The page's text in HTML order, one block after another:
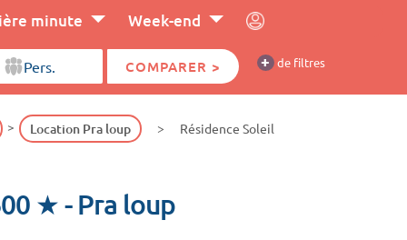
minute Week-end
COMPARER > + de filtres
Location Pra loup Résidence Soleil
★- Pra loup